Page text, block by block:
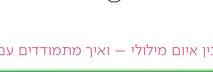
איום מילולי – ואיך מתמודדים